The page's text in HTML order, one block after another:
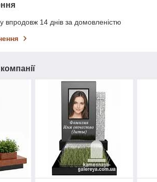
впродовж 14 днів за домовленістю